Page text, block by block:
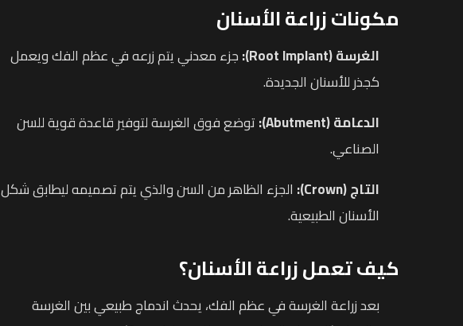
مكونات زراعة الأسنان
الغرسة(Root Implant)
:جزء معدني يتم زرعه في عظم الفك ويعمل
كجذر للأسنان الجديدة.
الدعامة(Abutment)
:توضع فوق الغرسة لتوفير قاعدة قوية للسن
الصناعي.
التاج(Crown)
: الجزء الظاهر من السن والذي يتم تصميمه ليطابق شكل
الأسنان الطبيعية.
كيف تعمل زراعة الأسنان؟
بعد زراعة الغرسة في عظم الفك، يحدث اندماج طبيعي بين الغرسة